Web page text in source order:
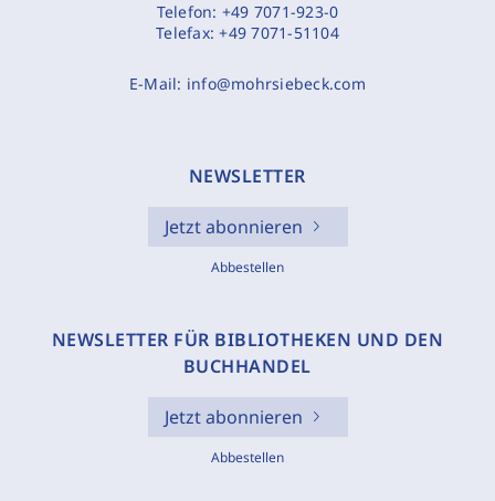
Telefon: +49 7071-923-0
Telefax:+49 7071-51104
E-Mail: info@mohrsiebeck.com
NEWSLETTER
Jetzt abonnieren
Abbestellen
NEWSLETTER FÜR BIBLIOTHEKEN UND DEN
BUCHHANDEL
Jetzt abonnieren
Abbestellen